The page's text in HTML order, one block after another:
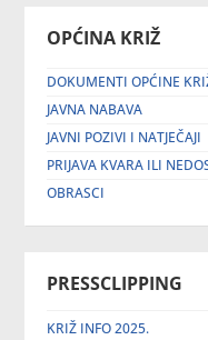
OPĆINA KRIŽ
DOKUMENTI OPĆINE
JAVNA NABAVA
JAVNI POZIVI I NATJEČAJI
PRIJAVA KVARA ILI
OBRASCI
PRESSCLIPPING
KRIŽ INFO 2025.